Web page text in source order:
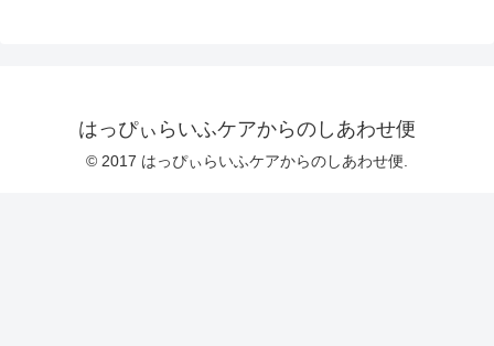
はっぴぃらいふケアからのしあわせ便
© 2017 はっぴぃらいふケアからのしあわせ便.